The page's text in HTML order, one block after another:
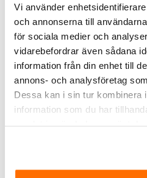
Vi använder
och annonserna till
för sociala medier och
vidarebefordrar även sådana
information från din enhet till
annons- och analysföretag
Dessa kan i sin tur kombinera
information som du har
Köp